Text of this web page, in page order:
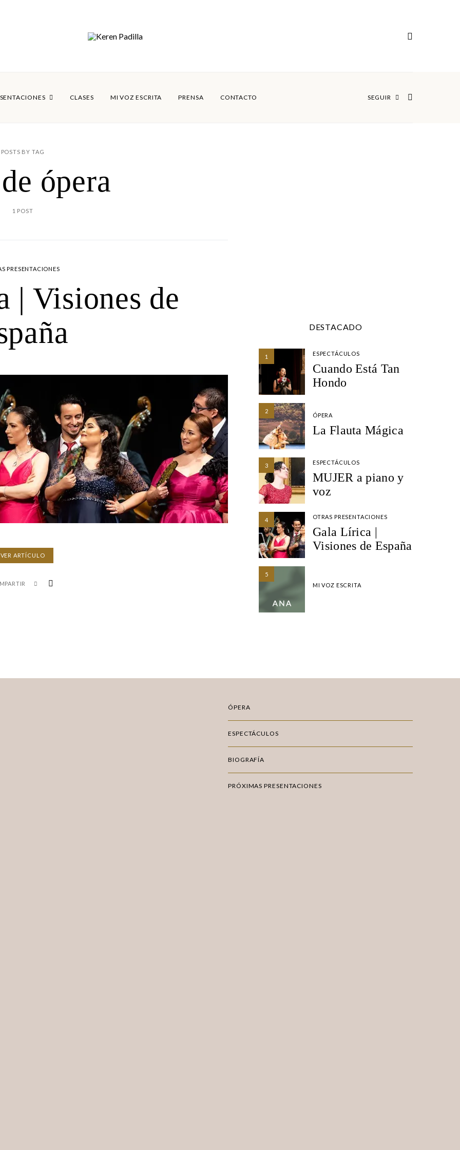
CLASES MI VOZ ESCRITA PRENSA CONTACTO SEGUIR
POSTS BY TAG
ópera
1 POST
PRESENTACIONES
| Visiones de
VER ARTÍCULO
DESTACADO
1 ESPECTÁCULOS
Cuando Está Tan
Hondo
2
ÓPERA
La Flauta Mágica
3 ESPECTÁCULOS
MUJER a piano y
voz
4 OTRAS PRESENTACIONES
Gala Lírica |
Visiones de España
5
MI VOZ ESCRITA
ÓPERA
ESPECTÁCULOS
BIOGRAFÍA
PRÓXIMAS PRESENTACIONES